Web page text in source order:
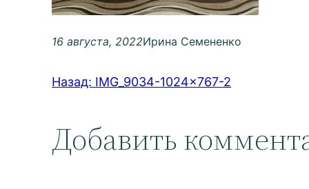
16 августа, 2022Ирина Семененко
Назад: IMG_9034-1024×767-2
Добавить